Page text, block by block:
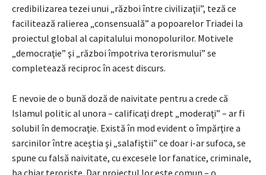
credibilizarea tezei unui „război între civilizaţii”, teză ce
facilitează ralierea „consensuală” a popoarelor Triadei la
proiectul global al capitalului monopolurilor. Motivele
„democraţie” şi „război împotriva terorismului” se
completează reciproc în acest discurs.
E nevoie de o bună doză de naivitate pentru a crede că
Islamul politic al unora – calificaţi drept „moderaţi” – ar fi
solubil în democraţie. Există în mod evident o împărţire a
sarcinilor între aceştia şi „salafiştii” ce doar i-ar sufoca, se
spune cu falsă naivitate, cu excesele lor fanatice, criminale,
ba chiar teroriste. Dar proiectul lor este comun – o